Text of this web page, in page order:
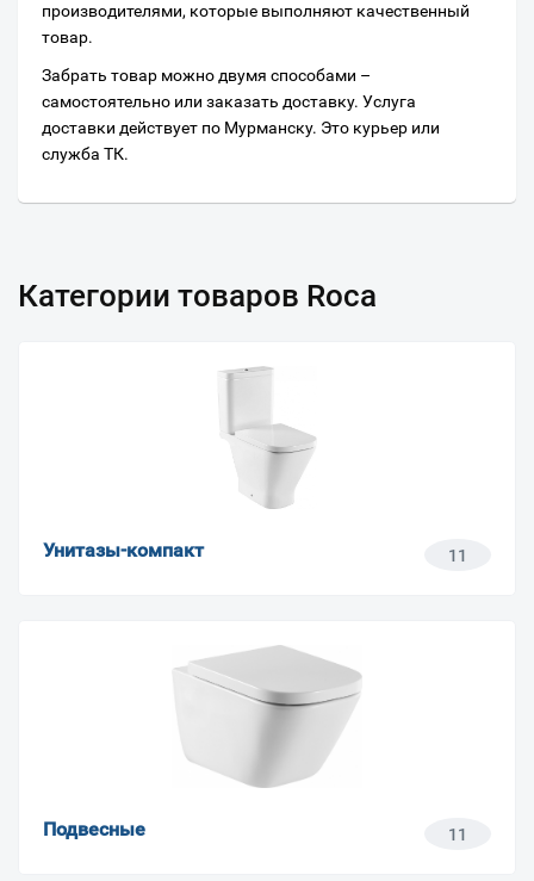
производителями, которые выполняют качественный
товар.
Забрать товар можно двумя способами –
самостоятельно или заказать доставку. Услуга
доставки действует по Мурманску. Это курьер или
служба ТК.
Категории товаров Roca
Унитазы-компакт 11
Подвесные 11